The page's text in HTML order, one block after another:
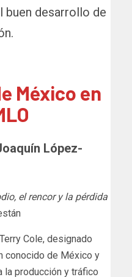
buen desarrollo de
México en
López-
el rencor y la pérdida
Cole, designado
conocido de México y
producción y tráfico